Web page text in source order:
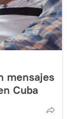
mensajes
Cuba